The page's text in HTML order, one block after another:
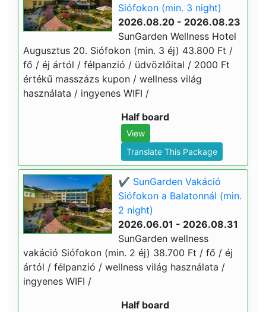
Siófokon (min. 3 night)
2026.08.20 - 2026.08.23
SunGarden Wellness Hotel
Augusztus 20. Siófokon (min. 3 éj) 43.800 Ft /
fő / éj ártól / félpanzió / üdvözlőital / 2000 Ft
értékű masszázs kupon / wellness világ
használata / ingyenes WIFI /
Half board
View
Translate This Package
✔️ SunGarden Vakáció
Siófokon a Balatonnál (min.
2 night)
2026.06.01 - 2026.08.31
SunGarden wellness
vakáció Siófokon (min. 2 éj) 38.700 Ft / fő / éj
ártól / félpanzió / wellness világ használata /
ingyenes WIFI /
Half board